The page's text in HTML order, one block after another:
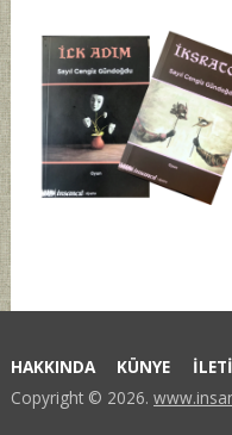
HAKKINDA KÜNYE
Copyright © 2026.